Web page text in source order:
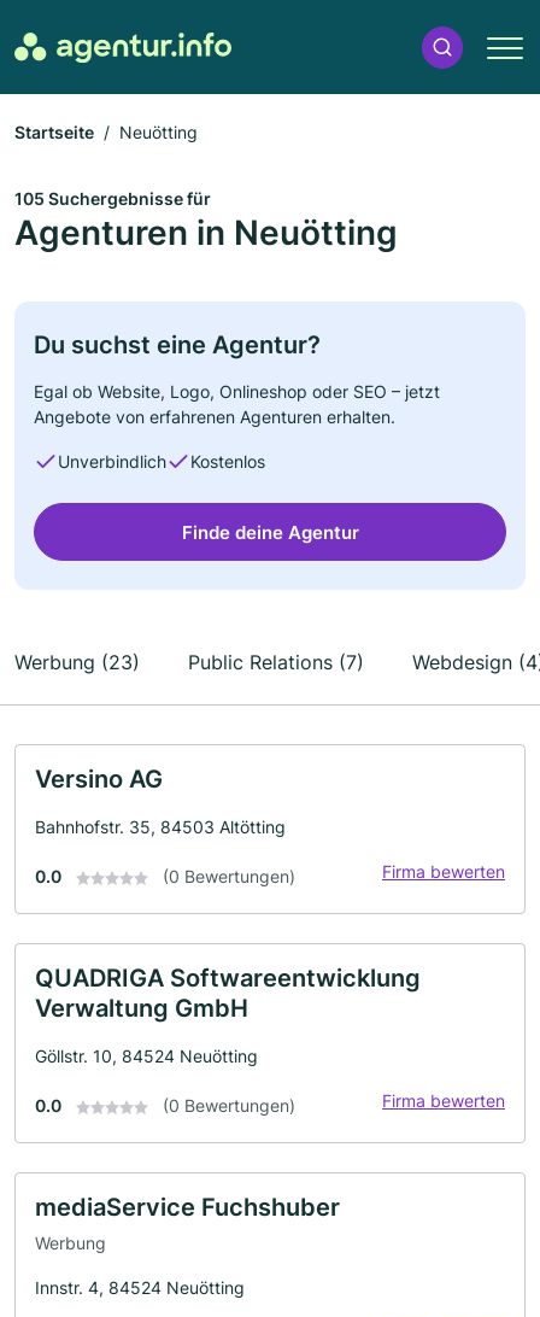
Startseite Neuötting
105 Suchergebnisse für
Agenturen in Neuötting
Du suchst eine Agentur?
Egal ob Website, Logo, Onlineshop oder SEO – jetzt
Angebote von erfahrenen Agenturen erhalten.
Unverbindlich Kostenlos
Finde deine Agentur
Werbung (23) Public Relations (7) Webdesign
Versino AG
Bahnhofstr. 35, 84503 Altötting
0.0 (0 Bewertungen) Firma bewerten
QUADRIGA Softwareentwicklung
Verwaltung GmbH
Göllstr. 10, 84524 Neuötting
0.0 (0 Bewertungen) Firma bewerten
mediaService Fuchshuber
Werbung
Innstr. 4, 84524 Neuötting